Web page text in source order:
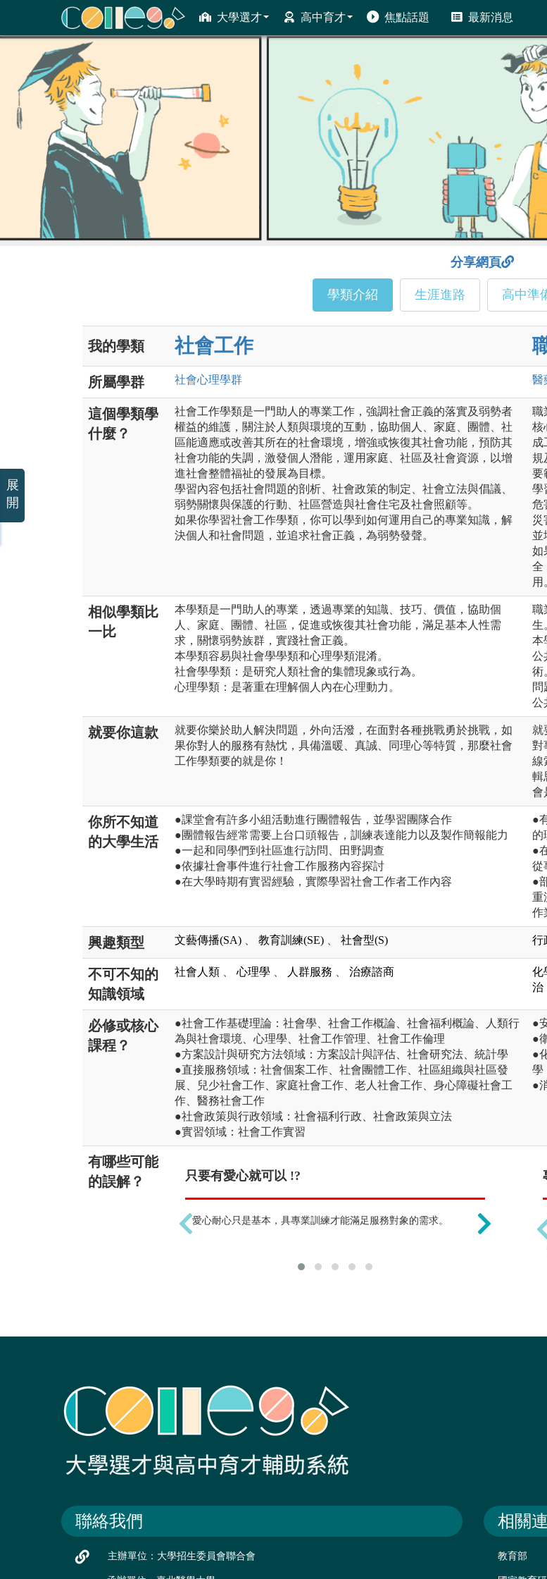
大學選才 高中育才 焦點話題 最新消息
ColleGo! 大學選才與高中育才輔助系統
分享網頁
學類介紹 生涯進路 高中準
我的學類 社會工作
所屬學群 社會心理學群 醫
這個學類學
什麼？
社會工作學類是一門助人的專業工作，強調社會正義的落實及弱勢者
權益的維護，關注於人類與環境的互動，協助個人、家庭、團體、社
區能適應或改善其所在的社會環境，增強或恢復其社會功能，預防其
社會功能的失調，激發個人潛能，運用家庭、社區及社會資源，以增
進社會整體福祉的發展為目標。
學習內容包括社會問題的剖析、社會政策的制定、社會立法與倡議、
弱勢關懷與保護的行動、社區營造與社會住宅及社會照顧等。
如果你學習社會工作學類，你可以學到如何運用自己的專業知識，解
決個人和社會問題，並追求社會正義，為弱勢發聲。
職
核
成
規
要
學
危
災
並
如
全
用
相似學類比
一比
本學類是一門助人的專業，透過專業的知識、技巧、價值，協助個
人、家庭、團體、社區，促進或恢復其社會功能，滿足基本人性需
求，關懷弱勢族群，實踐社會正義。
本學類容易與社會學學類和心理學類混淆。
社會學學類：是研究人類社會的集體現象或行為。
心理學類：是著重在理解個人內在心理動力。
職
生
本
公
術
問
公
就要你這款
就要你樂於助人解決問題，外向活潑，在面對各種挑戰勇於挑戰，如
果你對人的服務有熱忱，具備溫暖、真誠、同理心等特質，那麼社會
工作學類要的就是你！
就
對
線
輯
會
你所不知道
的大學生活
●課堂會有許多小組活動進行團體報告，並學習團隊合作
●團體報告經常需要上台口頭報告，訓練表達能力以及製作簡報能力
●一起和同學們到社區進行訪問、田野調查
●依據社會事件進行社會工作服務內容探討
●在大學時期有實習經驗，實際學習社會工作者工作內容
●
的
●
從
●
重
作
興趣類型 文藝傳播(SA) 教育訓練(SE) 社會型(S) 行
不可不知的
知識領域
社會人類 心理學 人群服務 治療諮商 化
治
必修或核心
課程？
●社會工作基礎理論：社會學、社會工作概論、社會福利概論、人類行
為與社會環境、心理學、社會工作管理、社會工作倫理
●方案設計與研究方法領域：方案設計與評估、社會研究法、統計學
●直接服務領域：社會個案工作、社會團體工作、社區組織與社區發
展、兒少社會工作、家庭社會工作、老人社會工作、身心障礙社會工
作、醫務社會工作
●社會政策與行政領域：社會福利行政、社會政策與立法
●實習領域：社會工作實習
●
●
●
學
●
有哪些可能
的誤解？
只要有愛心就可以 !?
愛心耐心只是基本，具專業訓練才能滿足服務對象的需求。
社工
如何
聯絡我們
主辦單位：大學招生委員會聯合會
相關
教育部
展
開